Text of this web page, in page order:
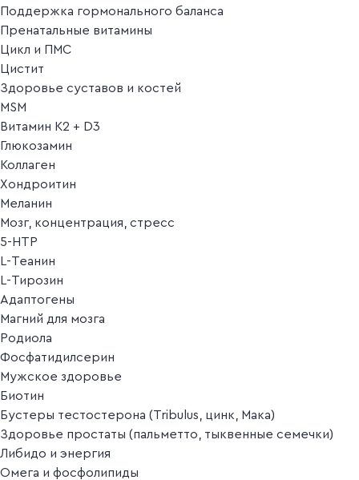
Поддержка гормонального баланса
Пренатальные витамины
Цикл и ПМС
Цистит
Здоровье суставов и костей
MSM
Витамин K2 + D3
Глюкозамин
Коллаген
Хондроитин
Меланин
Мозг, концентрация, стресс
5-HTP
L-Теанин
L-Тирозин
Адаптогены
Магний для мозга
Родиола
Фосфатидилсерин
Мужское здоровье
Биотин
Бустеры тестостерона (Tribulus, цинк, Мака)
Здоровье простаты (пальметто, тыквенные семечки)
Либидо и энергия
Омега и фосфолипиды